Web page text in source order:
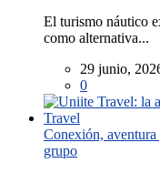
El turismo náutico
como alternativa...
29 junio,
0
Conexión,
grupo